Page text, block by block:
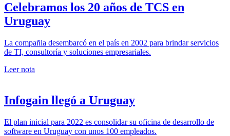
Celebramos los 20 años de TCS en
Uruguay
La compañia desembarcó en el país en 2002 para brindar servicios
de TI, consultoría y soluciones empresariales.
Leer nota
Infogain llegó a Uruguay
El plan inicial para 2022 es consolidar su oficina de desarrollo de
software en Uruguay con unos 100 empleados.